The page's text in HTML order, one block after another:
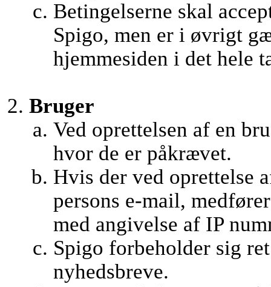
Betingelserne skal
Spigo, men er i øvrigt
hjemmesiden i det hele
Bruger
Ved oprettelsen af en
hvor de er påkrævet.
Hvis der ved oprettelse
persons e-mail,
med angivelse af IP
Spigo forbeholder sig
nyhedsbreve.